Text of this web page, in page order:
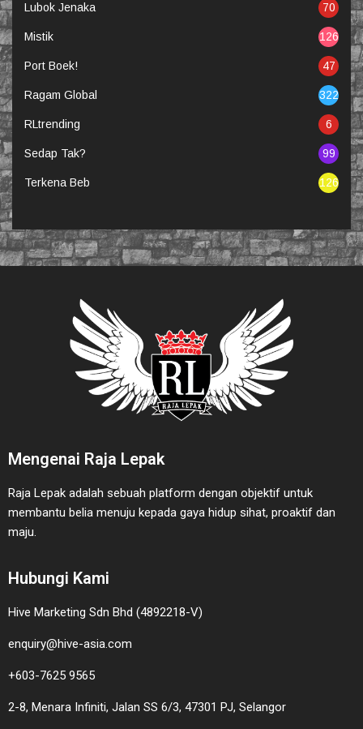
Lubok Jenaka 70
Mistik 126
Port Boek! 47
Ragam Global 322
RLtrending 6
Sedap Tak? 99
Terkena Beb 126
Mengenai Raja Lepak
Raja Lepak adalah sebuah platform dengan objektif untuk
membantu belia menuju kepada gaya hidup sihat, proaktif dan
maju.
Hubungi Kami
Hive Marketing Sdn Bhd (4892218-V)
enquiry@hive-asia.com
+603-7625 9565
2-8, Menara Infiniti, Jalan SS 6/3, 47301 PJ, Selangor